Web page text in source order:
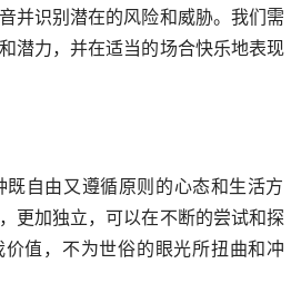
并识别潜在的风险和威胁。我们需
潜力，并在适当的场合快乐地表现
更加独立，可以在不断的尝试和探
值，不为世俗的眼光所扭曲和冲